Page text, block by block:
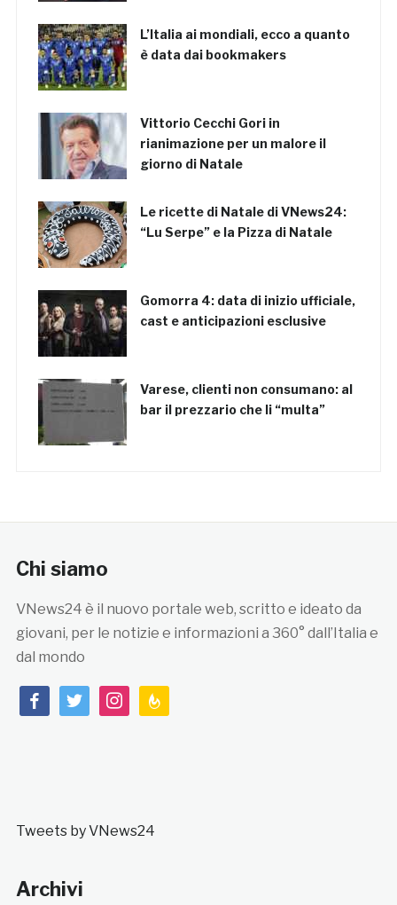
L’Italia ai mondiali, ecco a quanto
è data dai bookmakers
Vittorio Cecchi Gori in
rianimazione per un malore il
giorno di Natale
Le ricette di Natale di VNews24:
“Lu Serpe” e la Pizza di Natale
Gomorra 4: data di inizio ufficiale,
cast e anticipazioni esclusive
Varese, clienti non consumano: al
bar il prezzario che li “multa”
Chi siamo
VNews24 è il nuovo portale web, scritto e ideato da
giovani, per le notizie e informazioni a 360° dall’Italia e
dal mondo
facebooktwitterinstagramfeedburner
Tweets by VNews24
Archivi